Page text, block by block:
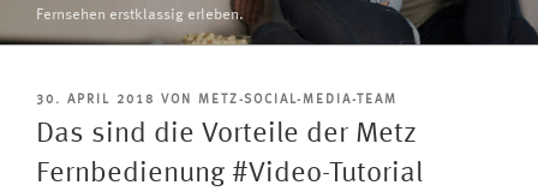
Fernsehen erstklassig erleben.
VERÖFFENTLICHT
AM
30. APRIL 2018 VON METZ-SOCIAL-MEDIA-TEAM
Das sind die Vorteile der Metz
Fernbedienung #Video-Tutorial